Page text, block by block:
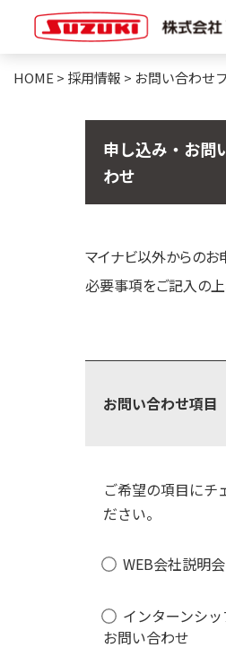
HOME > 採用情報 > お問い合わせ
申し込み・お問
わせ
マイナビ以外からのお
必要事項をご記入の上
お問い合わせ項目
ご希望の項目にチ
ださい。
WEB会社説明
インターンシ
お問い合わせ